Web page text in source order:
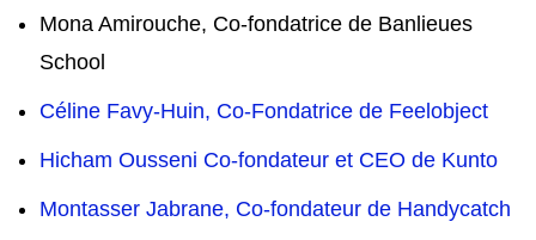
Mona Amirouche, Co-fondatrice de Banlieues
School
Céline Favy-Huin, Co-Fondatrice de Feelobject
Hicham Ousseni Co-fondateur et CEO de Kunto
Montasser Jabrane, Co-fondateur de Handycatch